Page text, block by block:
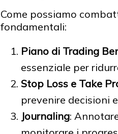
Come possiamo
fondamentali:
Piano di Trading
essenziale per
Stop Loss e Take
prevenire decisioni
Journaling: